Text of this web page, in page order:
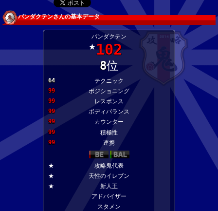
パンダクテンさんの基本データ
パンダクテン
★102
8位
64
テクニック
99
ポジショニング
99
レスポンス
99
ボディバランス
99
カウンター
99
積極性
99
連携
★
攻略鬼代表
★
天性のイレブン
★
新人王
アドバイザー
スタメン